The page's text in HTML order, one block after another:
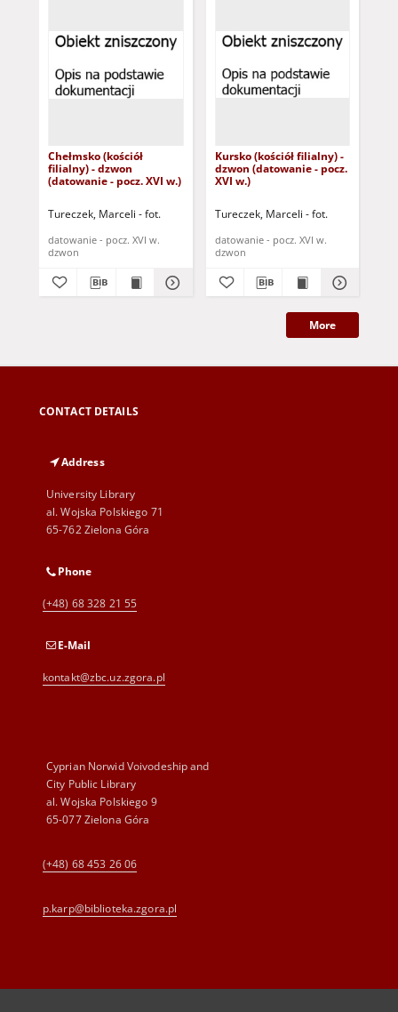
Chełmsko (kościół
filialny) - dzwon
(datowanie - pocz. XVI w.)
Tureczek, Marceli - fot.
datowanie - pocz. XVI w.
dzwon
Kursko (kościół filialny) -
dzwon (datowanie - pocz.
XVI w.)
Tureczek, Marceli - fot.
datowanie - pocz. XVI w.
dzwon
More
CONTACT DETAILS
Address
University Library
al. Wojska Polskiego 71
65-762 Zielona Góra
Phone
(+48) 68 328 21 55
E-Mail
kontakt@zbc.uz.zgora.pl
Cyprian Norwid Voivodeship and
City Public Library
al. Wojska Polskiego 9
65-077 Zielona Góra
(+48) 68 453 26 06
p.karp@biblioteka.zgora.pl